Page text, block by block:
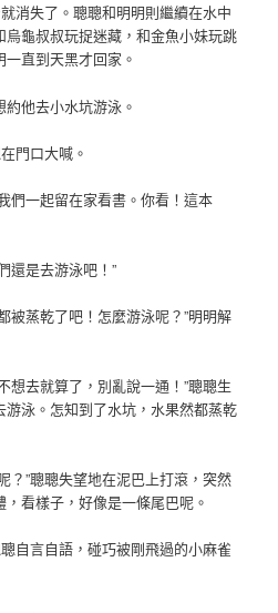
消失了。聰聰和明明則繼續在水中
龜叔叔玩捉迷藏，和金魚小妹玩跳
直到天黑才回家。
他去小水坑游泳。
門口大喊。
們一起留在家看書。你看！這本
還是去游泳吧！”
被蒸乾了吧！怎麼游泳呢？”明明解
想去就算了，別亂說一通！”聰聰生
泳。怎知到了水坑，水果然都蒸乾
？”聰聰失望地在泥巴上打滾，突然
看樣子，好像是一條尾巴呢。
自言自語，碰巧被剛飛過的小麻雀